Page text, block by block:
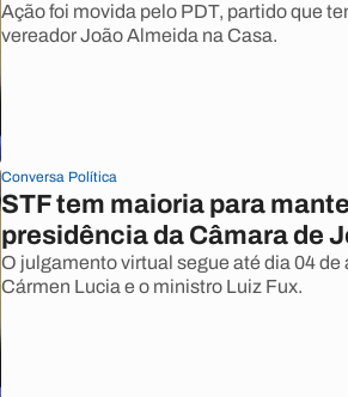
Ação foi movida pelo PDT, partido que
vereador João Almeida na Casa.
Conversa Política
STF tem maioria para
presidência da Câmara de
O julgamento virtual segue até dia 04
Cármen Lucia e o ministro Luiz Fux.